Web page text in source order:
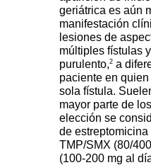
geriátrica es aún
manifestación
lesiones de
múltiples fístulas
purulento,2 a
paciente en
sola fístula.
mayor parte de
elección se
de
TMP/SMX (80/
(100-200 mg al